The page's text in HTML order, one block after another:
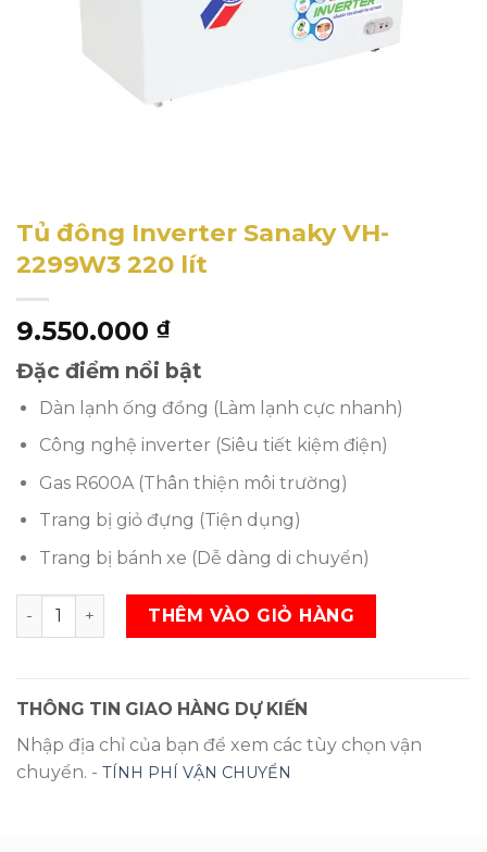
Tủ đông Inverter Sanaky VH-
2299W3 220 lít
9.550.000 ₫
Đặc điểm nổi bật
Dàn lạnh ống đồng (Làm lạnh cực nhanh)
Công nghệ inverter (Siêu tiết kiệm điện)
Gas R600A (Thân thiện môi trường)
Trang bị giỏ đựng (Tiện dụng)
Trang bị bánh xe (Dễ dàng di chuyển)
Tủ đông Inverter Sanaky VH-2299W3 220 lít SL
THÊM VÀO GIỎ HÀNG
THÔNG TIN GIAO HÀNG DỰ KIẾN
Nhập địa chỉ của bạn để xem các tùy chọn vận
chuyển. - TÍNH PHÍ VẬN CHUYỂN